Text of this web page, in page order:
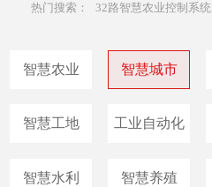
热门搜索： 32路智慧农业控制系统
智慧农业 智慧城市
智慧工地 工业自动化
智慧水利 智慧养殖